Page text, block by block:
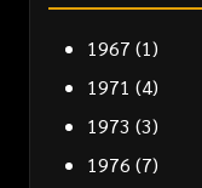
1967 (1)
1971 (4)
1973 (3)
1976 (7)